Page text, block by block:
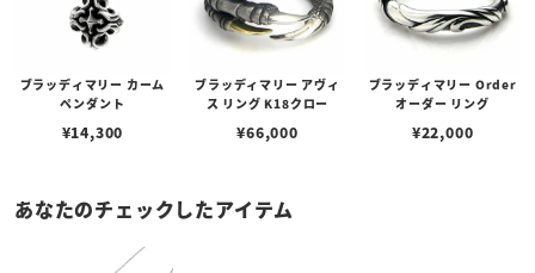
ブラッディマリー カーム
ペンダント
¥14,300
ブラッディマリー アヴィ
ス リング K18クロー
¥66,000
ブラッディマリー Order
オーダー リング
¥22,000
あなたのチェックしたアイテム